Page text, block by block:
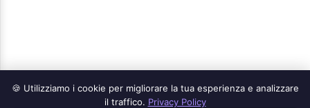
Prodotti
🍪 Utilizziamo i cookie per migliorare la tua esperienza e analizzare
il traffico. Privacy Policy